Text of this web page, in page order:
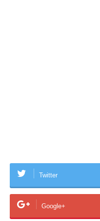
Twitter
Google+